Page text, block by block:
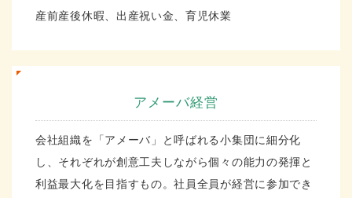
産前産後休暇、出産祝い金、育児休業
アメーバ経営
会社組織を「アメーバ」と呼ばれる小集団に細分化
し、それぞれが創意工夫しながら個々の能力の発揮と
利益最大化を目指すもの。社員全員が経営に参加でき